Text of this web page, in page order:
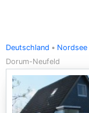
Deutschland Nordsee
Dorum-Neufeld